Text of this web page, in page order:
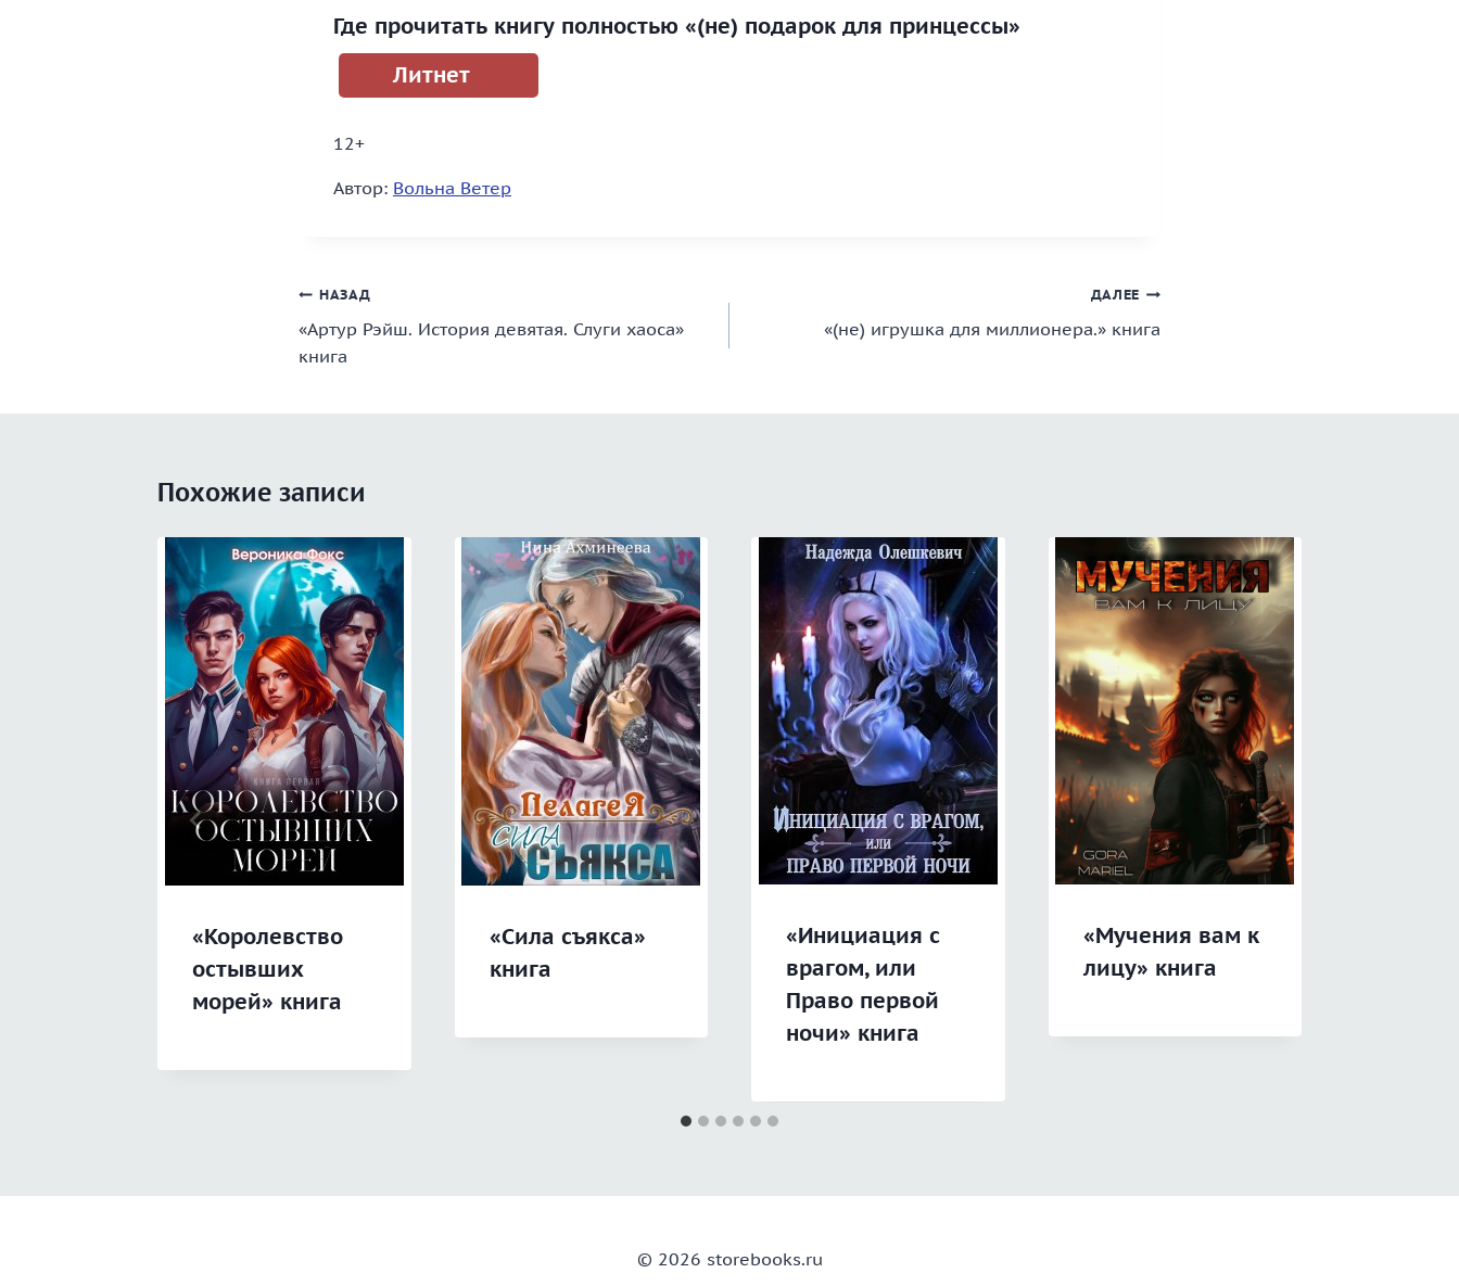
Где прочитать книгу полностью «(не) подарок для принцессы»
Литнет
12+
Автор: Вольна Ветер
Навигация
по
записям
НАЗАД
«Артур Рэйш. История девятая. Слуги хаоса»
книга
ДАЛЕЕ
«(не) игрушка для миллионера.» книга
Похожие записи
«Королевство
остывших
морей» книга
«Сила съякса»
книга
«Инициация с
врагом, или
Право первой
ночи» книга
«Мучения вам к
лицу» книга
© 2026 storebooks.ru